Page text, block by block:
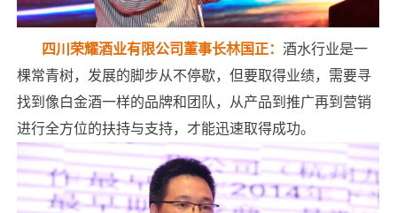
四川荣耀酒业有限公司董事长林国正： 酒水行业是一
棵常青树，发展的脚步从不停歇，但要取得业绩，需要寻
找到像白金酒一样的品牌和团队，从产品到推广再到营销
进行全方位的扶持与支持，才能迅速取得成功。